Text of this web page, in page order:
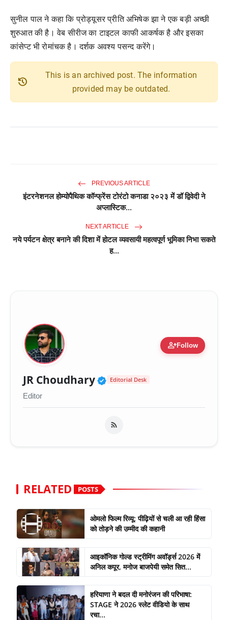
सुनील पाल ने कहा कि प्रोड्यूसर प्रीति अभिषेक झा ने एक बड़ी अच्छी
शुरुआत की है। वेब सीरीज का टाइटल काफी आकर्षक है और इसका
कांसेप्ट भी रोमांचक है। दर्शक अवश्य पसन्द करेंगे।
history
This is an archived post. The information
provided may be outdated.
PREVIOUS ARTICLE
इंटरनेशनल होम्योपैथिक कॉन्फ्रेंस टोरंटो कनाडा २०२३ में डॉ द्विवेदी ने
अप्लास्टिक...
NEXT ARTICLE
नये पर्यटन क्षेत्र बनाने की दिशा में होटल व्यवसायी महत्वपूर्ण भूमिका निभा सकते
ह...
person_addFollow
JR Choudhary Verified Public Figure
Editorial Desk
Editor
RELATED POSTS
ओमलो फिल्म रिव्यू: पीढ़ियों से चली आ रही हिंसा
को तोड़ने की उम्मीद की कहानी
आइकॉनिक गोल्ड स्ट्रीमिंग अवॉर्ड्स 2026 में
अनिल कपूर, मनोज बाजपेयी समेत सित...
हरियाणा ने बदल दी मनोरंजन की परिभाषा:
STAGE ने 2026 स्लेट वीडियो के साथ
रचा...